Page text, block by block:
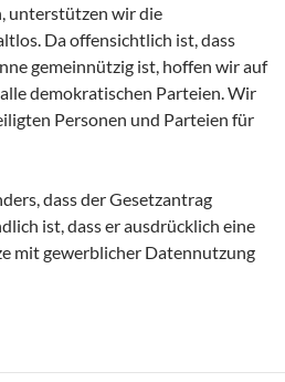
unterstützen wir die
Da offensichtlich ist, dass
gemeinnützig ist, hoffen wir auf
demokratischen Parteien. Wir
Personen und Parteien für
dass der Gesetzantrag
ist, dass er ausdrücklich eine
mit gewerblicher Datennutzung